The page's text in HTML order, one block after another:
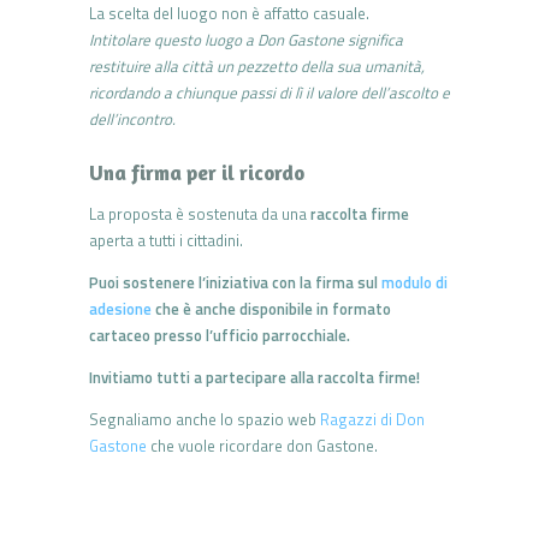
La scelta del luogo non è affatto casuale.
Intitolare questo luogo a Don Gastone significa
restituire alla città un pezzetto della sua umanità,
ricordando a chiunque passi di lì il valore dell’ascolto e
dell’incontro.
Una firma per il ricordo
La proposta è sostenuta da unaraccolta firme
aperta a tutti i cittadini.
Puoi sostenere l’iniziativa con la firma sul modulo di
adesioneche è anche disponibile in formato
cartaceo presso l’ufficio parrocchiale.
Invitiamo tutti a partecipare alla raccolta firme!
Segnaliamo anche lo spazio web Ragazzi di Don
Gastone che vuole ricordare don Gastone.